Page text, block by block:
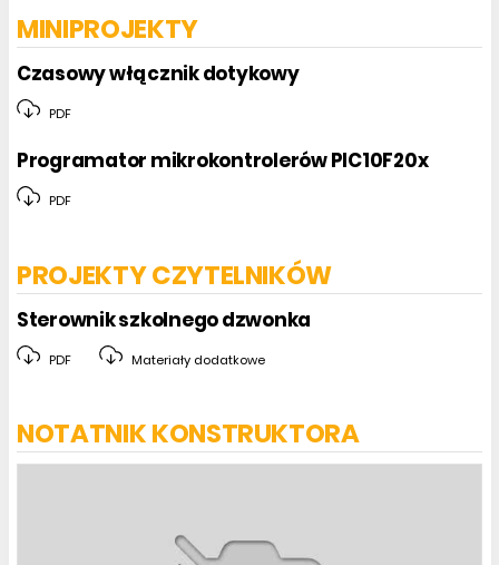
MINIPROJEKTY
Czasowy włącznik dotykowy
PDF
Programator mikrokontrolerów PIC10F20x
PDF
PROJEKTY CZYTELNIKÓW
Sterownik szkolnego dzwonka
PDF Materiały dodatkowe
NOTATNIK KONSTRUKTORA